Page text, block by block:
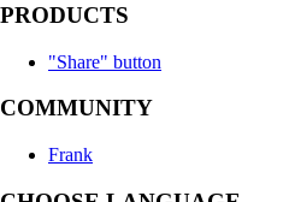
PRODUCTS
"Share" button
COMMUNITY
Frank